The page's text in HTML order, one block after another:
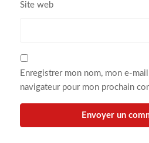
Site web
Enregistrer mon nom, mon e-
navigateur pour mon prochain